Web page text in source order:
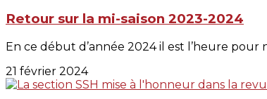
Retour sur la mi-saison 2023-2024
En ce début d’année 2024 il est l’heure
21 février 2024